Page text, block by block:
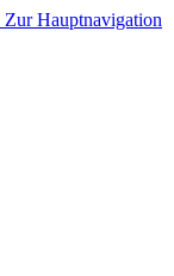
Zur Hauptnavigation